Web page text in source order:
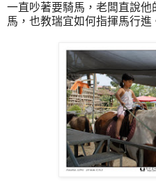
一直吵著要騎馬，老闆直說
馬，也教瑞宜如何指揮馬行進